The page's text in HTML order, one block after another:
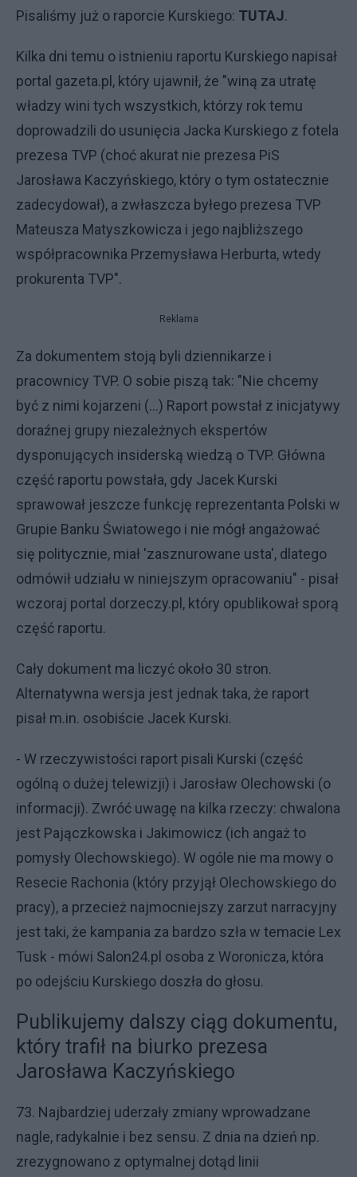
Pisaliśmy już o raporcie Kurskiego: TUTAJ.
Kilka dni temu o istnieniu raportu Kurskiego napisał
portal gazeta.pl, który ujawnił, że "winą za utratę
władzy wini tych wszystkich, którzy rok temu
doprowadzili do usunięcia Jacka Kurskiego z fotela
prezesa TVP (choć akurat nie prezesa PiS
Jarosława Kaczyńskiego, który o tym ostatecznie
zadecydował), a zwłaszcza byłego prezesa TVP
Mateusza Matyszkowicza i jego najbliższego
współpracownika Przemysława Herburta, wtedy
prokurenta TVP".
Reklama
Za dokumentem stoją byli dziennikarze i
pracownicy TVP. O sobie piszą tak: "Nie chcemy
być z nimi kojarzeni (...) Raport powstał z inicjatywy
doraźnej grupy niezależnych ekspertów
dysponujących insiderską wiedzą o TVP. Główna
część raportu powstała, gdy Jacek Kurski
sprawował jeszcze funkcję reprezentanta Polski w
Grupie Banku Światowego i nie mógł angażować
się politycznie, miał 'zasznurowane usta', dlatego
odmówił udziału w niniejszym opracowaniu" - pisał
wczoraj portal dorzeczy.pl, który opublikował sporą
część raportu.
Cały dokument ma liczyć około 30 stron.
Alternatywna wersja jest jednak taka, że raport
pisał m.in. osobiście Jacek Kurski.
- W rzeczywistości raport pisali Kurski (część
ogólną o dużej telewizji) i Jarosław Olechowski (o
informacji). Zwróć uwagę na kilka rzeczy: chwalona
jest Pajączkowska i Jakimowicz (ich angaż to
pomysły Olechowskiego). W ogóle nie ma mowy o
Resecie Rachonia (który przyjął Olechowskiego do
pracy), a przecież najmocniejszy zarzut narracyjny
jest taki, że kampania za bardzo szła w temacie Lex
Tusk - mówi Salon24.pl osoba z Woronicza, która
po odejściu Kurskiego doszła do głosu.
Publikujemy dalszy ciąg dokumentu,
który trafił na biurko prezesa
Jarosława Kaczyńskiego
73. Najbardziej uderzały zmiany wprowadzane
nagle, radykalnie i bez sensu. Z dnia na dzień np.
zrezygnowano z optymalnej dotąd linii